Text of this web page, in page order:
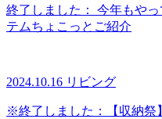
終了しました：
今年もや
テムちょこっとご紹介
2024.10.16 リビング
※終了しました：【収納祭